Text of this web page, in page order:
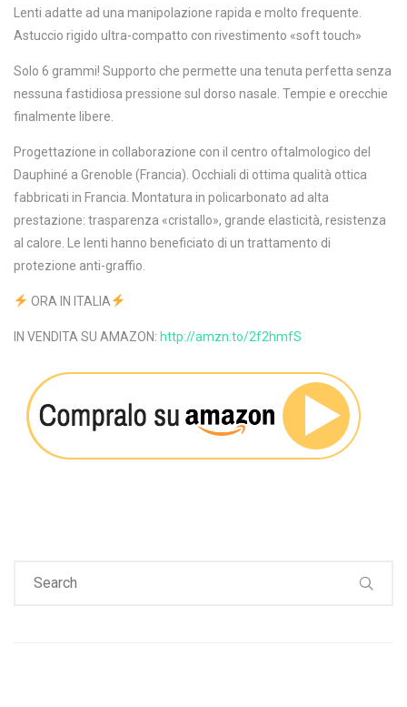
Lenti adatte ad una manipolazione rapida e molto frequente.
Astuccio rigido ultra-compatto con rivestimento «soft touch»
Solo 6 grammi! Supporto che permette una tenuta perfetta senza
nessuna fastidiosa pressione sul dorso nasale. Tempie e orecchie
finalmente libere.
Progettazione in collaborazione con il centro oftalmologico del
Dauphiné a Grenoble (Francia). Occhiali di ottima qualità ottica
fabbricati in Francia. Montatura in policarbonato ad alta
prestazione: trasparenza «cristallo», grande elasticità, resistenza
al calore. Le lenti hanno beneficiato di un trattamento di
protezione anti-graffio.
ORA IN ITALIA
IN VENDITA SU AMAZON: http://amzn.to/2f2hmfS